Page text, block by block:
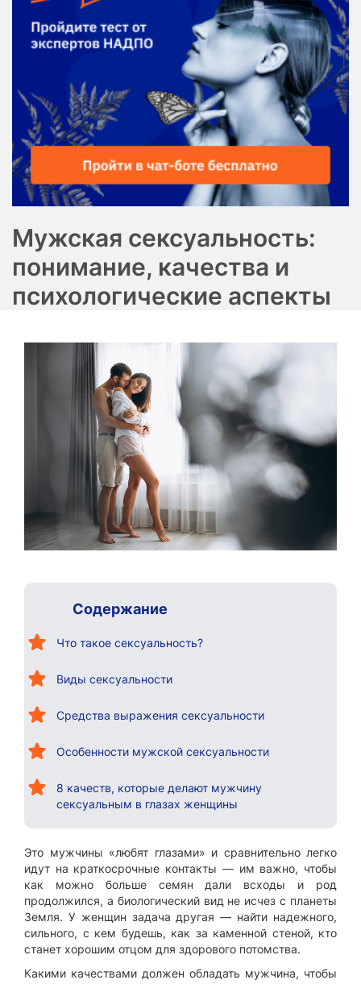
Мужская сексуальность:
понимание, качества и
психологические аспекты
Содержание
Что такое сексуальность?
Виды сексуальности
Средства выражения сексуальности
Особенности мужской сексуальности
8 качеств, которые делают мужчину
сексуальным в глазах женщины
Это мужчины «любят глазами» и сравнительно легко
идут на краткосрочные контакты — им важно, чтобы
как можно больше семян дали всходы и род
продолжился, а биологический вид не исчез с планеты
Земля. У женщин задача другая — найти надежного,
сильного, с кем будешь, как за каменной стеной, кто
станет хорошим отцом для здорового потомства.
Какими качествами должен обладать мужчина, чтобы